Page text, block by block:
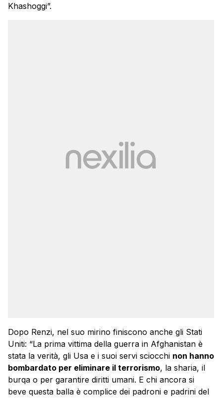
Khashoggi”.
Dopo Renzi, nel suo mirino finiscono anche gli Stati
Uniti: “La prima vittima della guerra in Afghanistan è
stata la verità, gli Usa e i suoi servi sciocchi non hanno
bombardato per eliminare il terrorismo, la sharia, il
burqa o per garantire diritti umani. E chi ancora si
beve questa balla è complice dei padroni e padrini del